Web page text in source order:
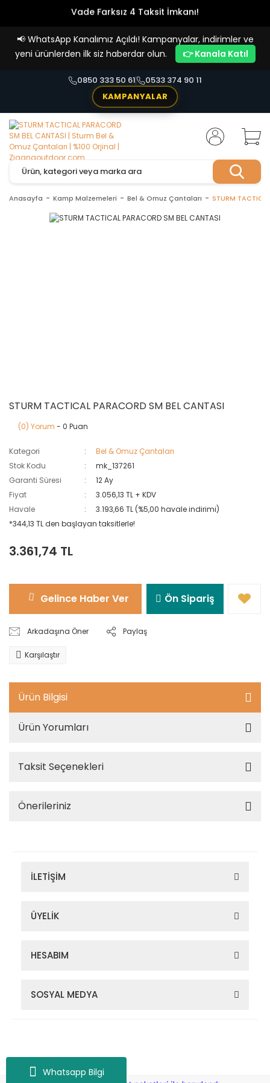
Whatsapp Bilgi
Vade Farksız 4 Taksit İmkanı!
📢 WhatsApp Kanalımız Açıldı! Kampanyalar, indirimler ve
yeni ürünlerden ilk siz haberdar olun.
👉 Kanala Katıl
0850 333 50 61
0533 374 90 11
KAMPANYALAR
Anasayfa Kamp Malzemeleri Bel & Omuz Çantaları STURM
STURM TACTICAL PARACORD SM BEL CANTASI
(0) Yorum - 0 Puan
Kategori
Bel & Omuz Çantaları
Stok Kodu
mk_137261
Garanti Süresi
12 Ay
Fiyat
3.056,13 TL + KDV
Havale
3.193,66 TL (%5,00 havale indirimi)
*344,13 TL den başlayan taksitlerle!
3.361,74 TL
Gelince Haber Ver Ön Sipariş
Arkadaşına Öner Paylaş
Karşılaştır
Ürün Bilgisi
Ürün Yorumları
Taksit Seçenekleri
Önerileriniz
İLETİŞİM
ÜYELİK
HESABIM
SOSYAL MEDYA